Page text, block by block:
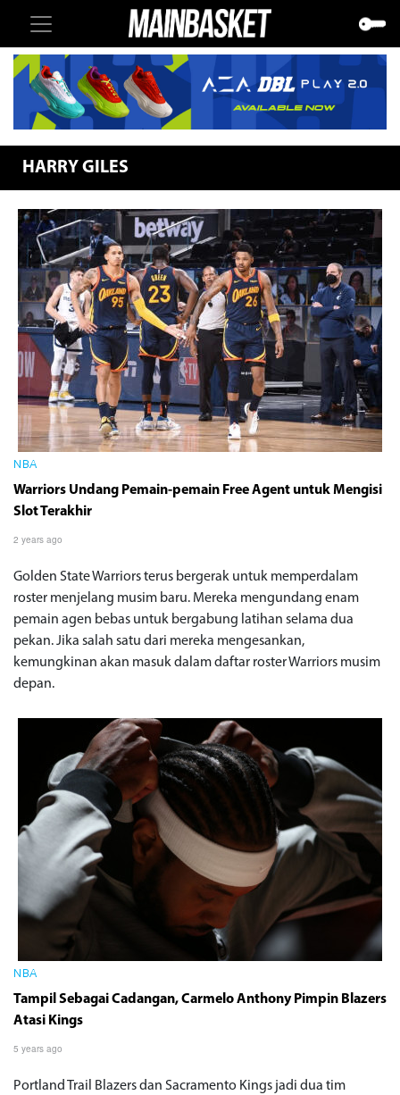
HARRY GILES
NBA
Warriors Undang Pemain-pemain Free Agent untuk Mengisi
Slot Terakhir
2 years ago
Golden State Warriors terus bergerak untuk memperdalam
roster menjelang musim baru. Mereka mengundang enam
pemain agen bebas untuk bergabung latihan selama dua
pekan. Jika salah satu dari mereka mengesankan,
kemungkinan akan masuk dalam daftar roster Warriors musim
depan.
NBA
Tampil Sebagai Cadangan, Carmelo Anthony Pimpin Blazers
Atasi Kings
5 years ago
Portland Trail Blazers dan Sacramento Kings jadi dua tim